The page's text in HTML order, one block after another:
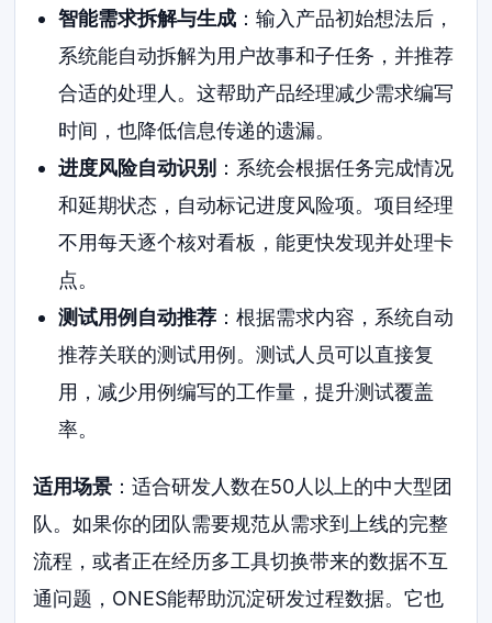
智能需求拆解与生成：输入产品初始想法后，
系统能自动拆解为用户故事和子任务，并推荐
合适的处理人。这帮助产品经理减少需求编写
时间，也降低信息传递的遗漏。
进度风险自动识别 ：系统会根据任务完成情况
和延期状态，自动标记进度风险项。项目经理
不用每天逐个核对看板，能更快发现并处理卡
点。
测试用例自动推荐：根据需求内容，系统自动
推荐关联的测试用例。测试人员可以直接复
用，减少用例编写的工作量，提升测试覆盖
率。
适用场景 ：适合研发人数在50人以上的中大型团
队。如果你的团队需要规范从需求到上线的完整
流程，或者正在经历多工具切换带来的数据不互
通问题，ONES能帮助沉淀研发过程数据。它也